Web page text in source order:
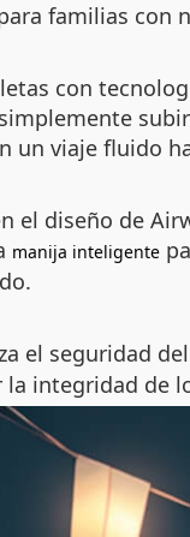
familias con
con
un viaje fluido
el diseño de
manija inteligente
el seguridad
integridad de